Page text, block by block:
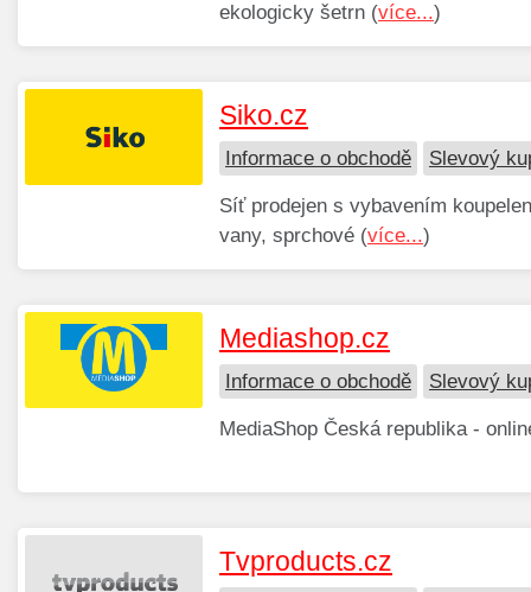
ekologicky šetrn (více...)
Siko.cz
Informace o obchodě Slevový
Síť prodejen s vybavením
vany, sprchové (více...)
Mediashop.cz
Informace o obchodě Slevový
MediaShop Česká republika -
Tvproducts.cz